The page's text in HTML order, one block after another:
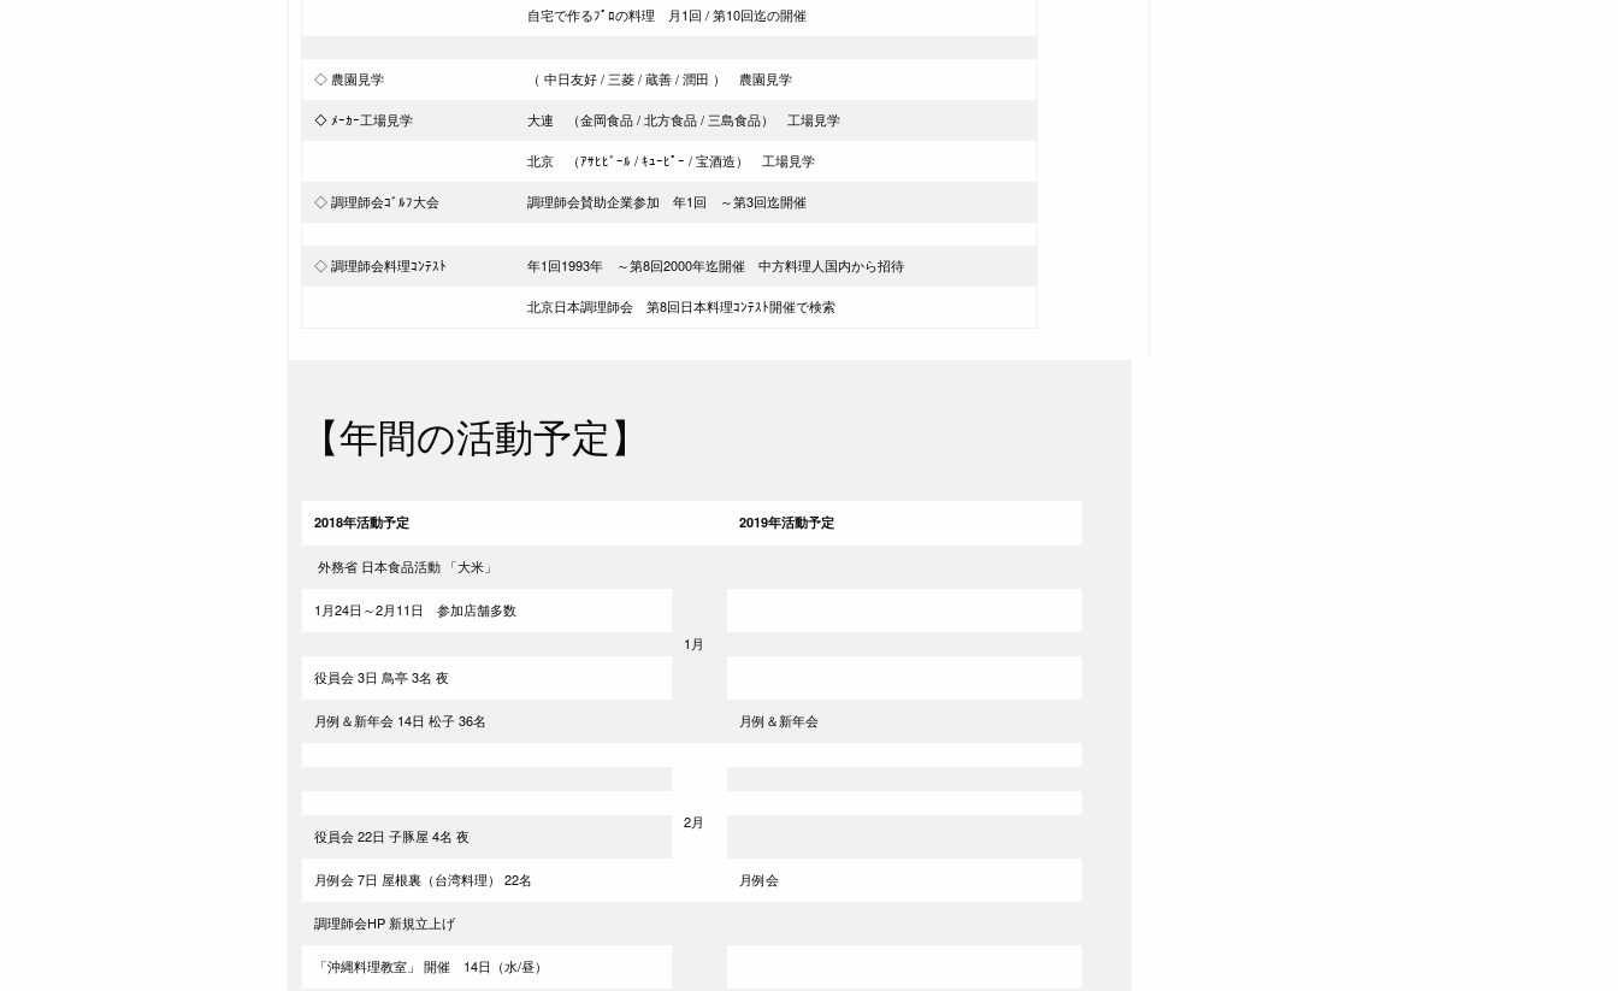
自宅で作るﾌﾟﾛの料理 月1回 / 第10回迄の開催
◇ 農園見学 （ 中日友好 / 三菱 / 蔵善 / 潤田 ） 農園見学
◇ ﾒｰｶｰ工場見学 大連 （金岡食品 / 北方食品 / 三島食品） 工場見学
北京 （ｱｻﾋﾋﾞｰﾙ / ｷｭｰﾋﾟｰ / 宝酒造） 工場見学
◇ 調理師会ｺﾞﾙﾌ大会 調理師会賛助企業参加 年1回 ～第3回迄開催
◇ 調理師会料理ｺﾝﾃｽﾄ 年1回1993年 ～第8回2000年迄開催 中方料理人国内から招待
北京日本調理師会 第8回日本料理ｺﾝﾃｽﾄ開催で検索
【年間の活動予定】
2018年活動予定 2019年活動予定
外務省 日本食品活動 「大米」
1月
1月24日～2月11日 参加店舗多数
役員会 3日 鳥亭 3名 夜
月例＆新年会 14日 松子 36名 月例＆新年会
2月
役員会 22日 子豚屋 4名 夜
月例会 7日 屋根裏（台湾料理） 22名 月例会
調理師会HP 新規立上げ
「沖縄料理教室」 開催 14日（水/昼）